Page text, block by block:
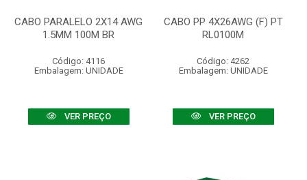
CABO PARALELO 2X14 AWG
1.5MM 100M BR
Código: 4116
Embalagem: UNIDADE
VER PREÇO
CABO PP 4X26AWG (F) PT
RL0100M
Código: 4262
Embalagem: UNIDADE
VER PREÇO